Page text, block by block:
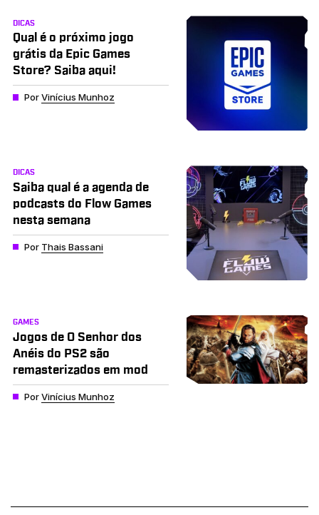
DICAS
Qual é o próximo jogo
grátis da Epic Games
Store? Saiba aqui!
PorVinícius Munhoz
DICAS
Saiba qual é a agenda de
podcasts do Flow Games
nesta semana
Por Thais Bassani
GAMES
Jogos de O Senhor dos
Anéis do PS2 são
remasterizados em mod
PorVinícius Munhoz